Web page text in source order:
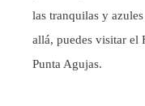
las tranquilas y
allá, puedes visitar el
Punta Agujas.